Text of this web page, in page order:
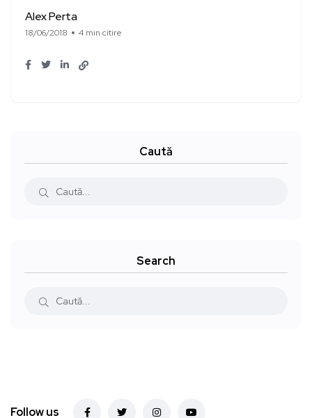
Alex Perta
18/06/2018 4 min citire
Caută
Search
Follow us